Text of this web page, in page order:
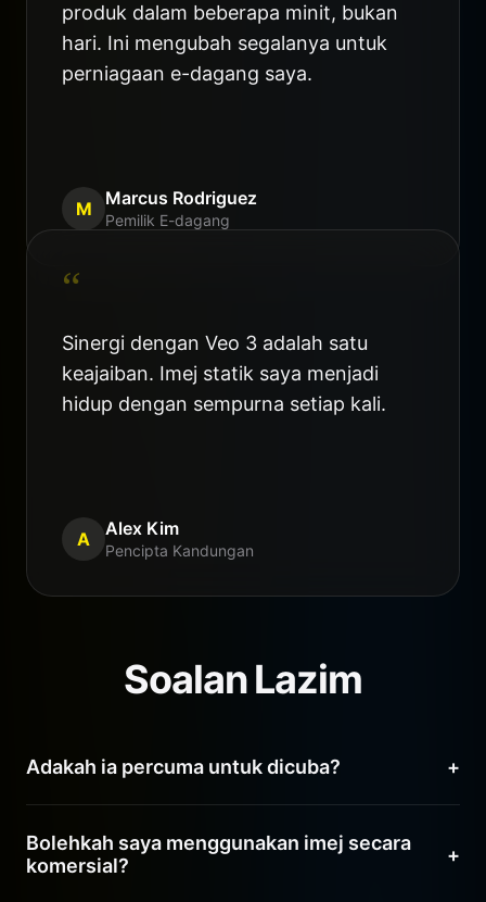
produk dalam beberapa minit, bukan
hari. Ini mengubah segalanya untuk
perniagaan e-dagang saya.
M Marcus Rodriguez
Pemilik E-dagang
“
Sinergi dengan Veo 3 adalah satu
keajaiban. Imej statik saya menjadi
hidup dengan sempurna setiap kali.
A Alex Kim
Pencipta Kandungan
Soalan Lazim
Adakah ia percuma untuk dicuba? +
untuk menguji keupayaan Nano Banana Pro.
Bolehkah saya menggunakan imej secara
komersial?
+